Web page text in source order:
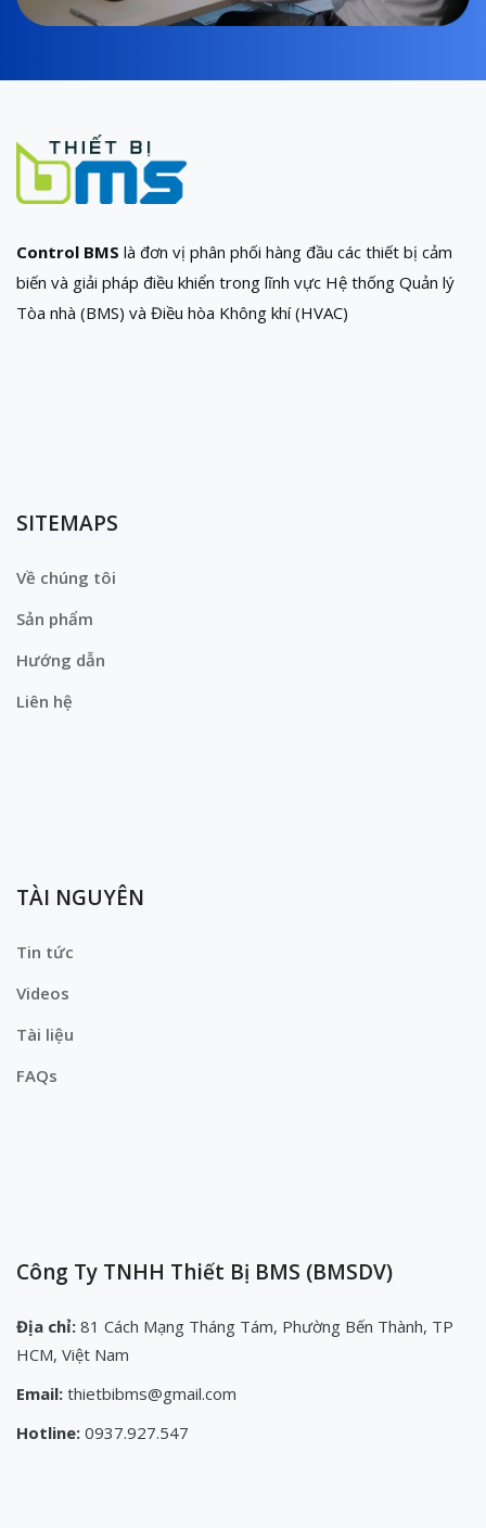
Control BMS là đơn vị phân phối hàng đầu các thiết bị cảm
biến và giải pháp điều khiển trong lĩnh vực Hệ thống Quản lý
Tòa nhà (BMS) và Điều hòa Không khí (HVAC)
SITEMAPS
Về chúng tôi
Sản phẩm
Hướng dẫn
Liên hệ
TÀI NGUYÊN
Tin tức
Videos
Tài liệu
FAQs
Công Ty TNHH Thiết Bị BMS (BMSDV)
Địa chỉ: 81 Cách Mạng Tháng Tám, Phường Bến Thành, TP
HCM, Việt Nam
Email: thietbibms@gmail.com
Hotline: 0937.927.547